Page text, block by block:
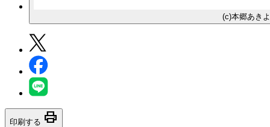
(c)本郷あき
印刷する print